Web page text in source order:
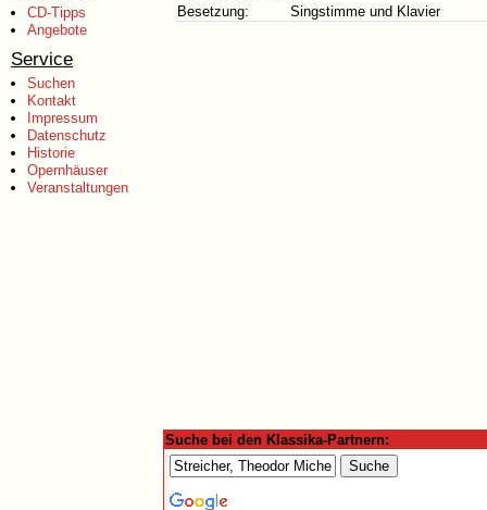
CD-Tipps
Angebote
Service
Suchen
Kontakt
Impressum
Datenschutz
Historie
Opernhäuser
Veranstaltungen
Besetzung:
Singstimme und Klavier
Suche bei den Klassika-Partnern: